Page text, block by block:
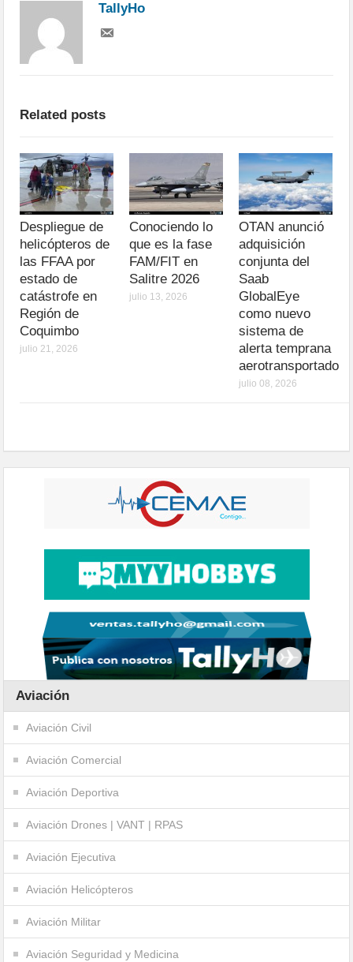
TallyHo
Related posts
Despliegue de
helicópteros de
las FFAA por
estado de
catástrofe en
Región de
Coquimbo
julio 21, 2026
Conociendo lo
que es la fase
FAM/FIT en
Salitre 2026
julio 13, 2026
OTAN anunció
adquisición
conjunta del
Saab
GlobalEye
como nuevo
sistema de
alerta temprana
aerotransportado
julio 08, 2026
Aviación
Aviación Civil
Aviación Comercial
Aviación Deportiva
Aviación Drones | VANT | RPAS
Aviación Ejecutiva
Aviación Helicópteros
Aviación Militar
Aviación Seguridad y Medicina